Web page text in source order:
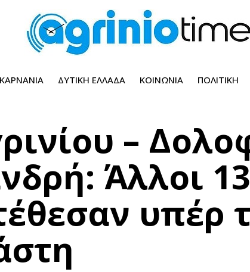
ΔΥΤΙΚΉ ΕΛΛΆΔΑ ΚΟΙΝΩΝΊΑ ΠΟΛΙΤΙΚΉ
–
Άλλοι 13
υπέρ